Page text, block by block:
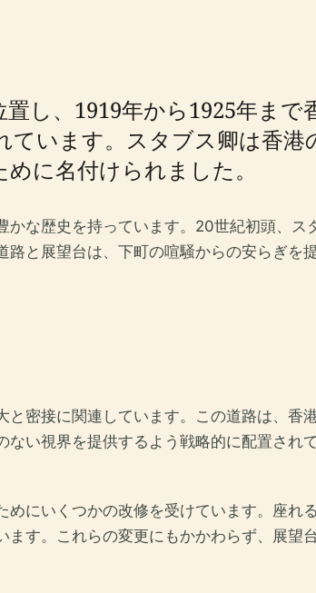
し、1919年から1925年ま
います。スタブス卿は香
に名付けられました。
な歴史を持っています。20世紀初頭、
と展望台は、下町の喧騒からの安らぎを
密接に関連しています。この道路は、香
い視界を提供するよう戦略的に配置され
にいくつかの改修を受けています。座れ
す。これらの変更にもかかわらず、展望